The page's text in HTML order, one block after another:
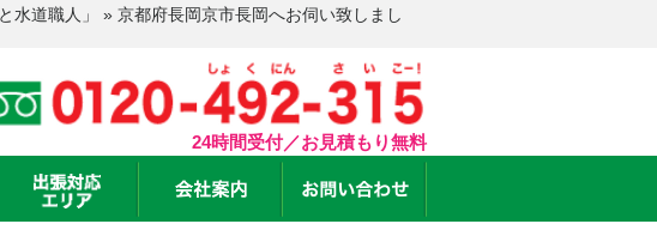
水道職人」 » 京都府長岡京市長岡へお伺い致しまし
24時間受付／お見積もり無料